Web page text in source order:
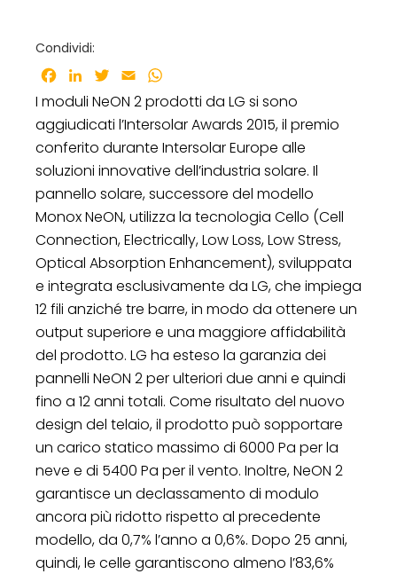
Condividi:
Facebook
LinkedInTwitter
Email
I moduli NeON 2 prodotti da LG si sono
aggiudicati l’Intersolar Awards 2015, il premio
conferito durante Intersolar Europe alle
soluzioni innovative dell’industria solare. Il
pannello solare, successore del modello
Monox NeON, utilizza la tecnologia Cello (Cell
Connection, Electrically, Low Loss, Low Stress,
Optical Absorption Enhancement), sviluppata
e integrata esclusivamente da LG, che impiega
12 fili anziché tre barre, in modo da ottenere un
output superiore e una maggiore affidabilità
del prodotto. LG ha esteso la garanzia dei
pannelli NeON 2 per ulteriori due anni e quindi
fino a 12 anni totali. Come risultato del nuovo
design del telaio, il prodotto può sopportare
un carico statico massimo di 6000 Pa per la
neve e di 5400 Pa per il vento. Inoltre, NeON 2
garantisce un declassamento di modulo
ancora più ridotto rispetto al precedente
modello, da 0,7% l’anno a 0,6%. Dopo 25 anni,
quindi, le celle garantiscono almeno l’83,6%